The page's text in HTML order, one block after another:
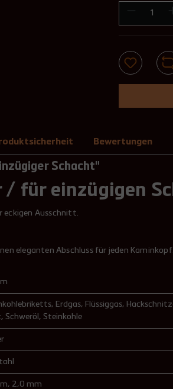
Bewertungen
Schacht"
für einzügigen
eckigen Ausschnitt.
eleganten Abschluss für jeden Kaminkopf.
, Erdgas, Flüssiggas,
, Schweröl , Steinkohle
, 2,0 mm